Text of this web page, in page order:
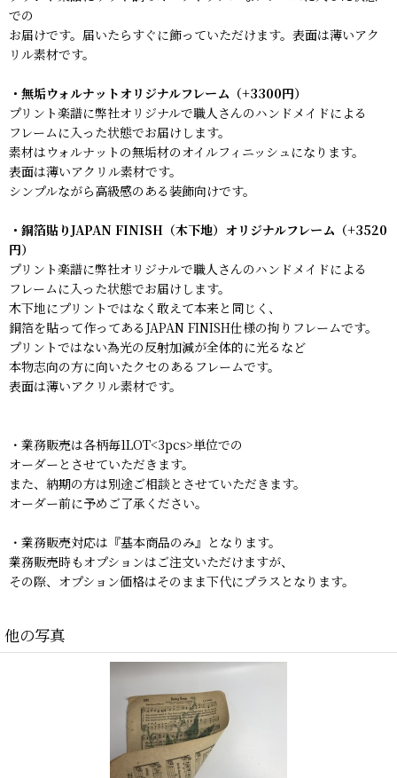
での
お届けです。届いたらすぐに飾っていただけます。表面は薄いアク
リル素材です。
・無垢ウォルナットオリジナルフレーム（+3300円）
プリント楽譜に弊社オリジナルで職人さんのハンドメイドによる
フレームに入った状態でお届けします。
素材はウォルナットの無垢材のオイルフィニッシュになります。
表面は薄いアクリル素材です。
シンプルながら高級感のある装飾向けです。
・銅箔貼りJAPAN FINISH（木下地）オリジナルフレーム（+3520
円）
プリント楽譜に弊社オリジナルで職人さんのハンドメイドによる
フレームに入った状態でお届けします。
木下地にプリントではなく敢えて本来と同じく、
銅箔を貼って作ってあるJAPAN FINISH仕様の拘りフレームです。
プリントではない為光の反射加減が全体的に光るなど
本物志向の方に向いたクセのあるフレームです。
表面は薄いアクリル素材です。
・業務販売は各柄毎1LOT<3pcs>単位での
オーダーとさせていただきます。
また、納期の方は別途ご相談とさせていただきます。
オーダー前に予めご了承ください。
・業務販売対応は『基本商品のみ』となります。
業務販売時もオプションはご注文いただけますが、
その際、オプション価格はそのまま下代にプラスとなります。
他の写真